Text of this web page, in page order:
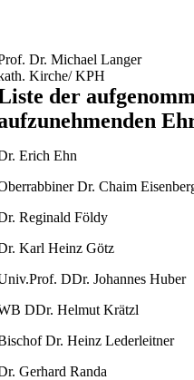
Dr. Michael Langer
Kirche/ KPH
der
Erich Ehn
Dr. Chaim
Reginald Földy
Karl Heinz Götz
DDr. Johannes Huber
DDr. Helmut Krätzl
Dr. Heinz Lederleitner
Gerhard Randa